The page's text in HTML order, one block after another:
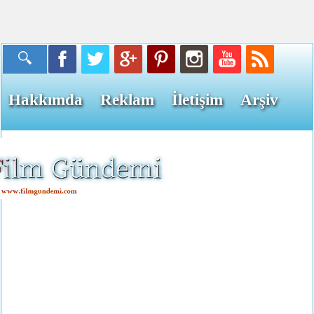
Hakkımda Reklam İletişim Arşiv